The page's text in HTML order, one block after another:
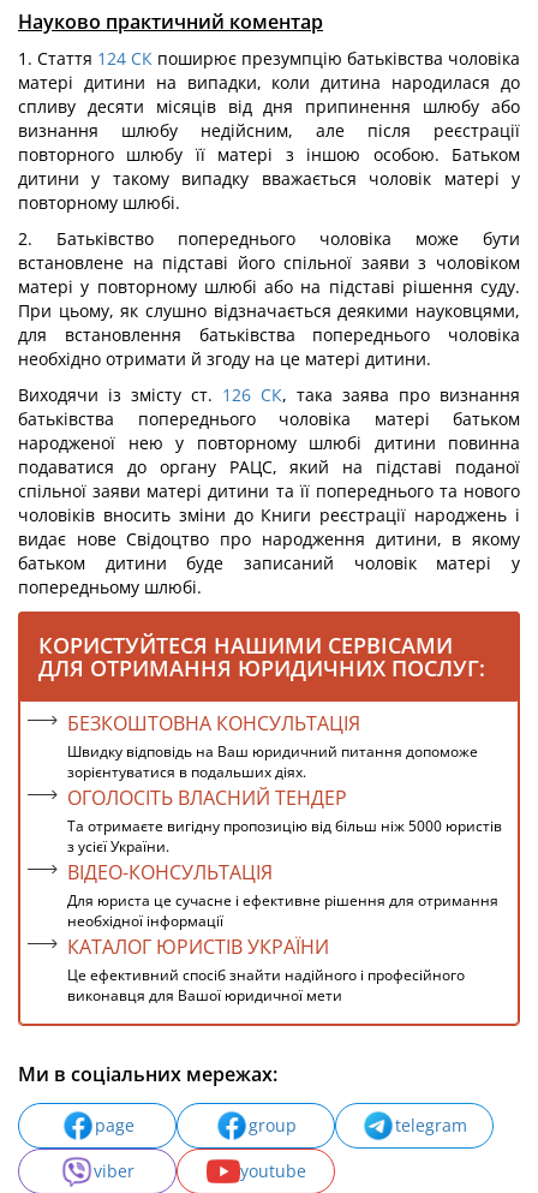
Науково практичний коментар
1. Стаття 124 СК поширює презумпцію батьківства чоловіка
матері дитини на випадки, коли дитина народилася до
спливу десяти місяців від дня припинення шлюбу або
визнання шлюбу недійсним, але після реєстрації
повторного шлюбу її матері з іншою особою. Батьком
дитини у такому випадку вважається чоловік матері у
повторному шлюбі.
2. Батьківство попереднього чоловіка може бути
встановлене на підставі його спільної заяви з чоловіком
матері у повторному шлюбі або на підставі рішення суду.
При цьому, як слушно відзначається деякими науковцями,
для встановлення батьківства попереднього чоловіка
необхідно отримати й згоду на це матері дитини.
Виходячи із змісту ст. 126 СК, така заява про визнання
батьківства попереднього чоловіка матері батьком
народженої нею у повторному шлюбі дитини повинна
подаватися до органу РАЦС, який на підставі поданої
спільної заяви матері дитини та її попереднього та нового
чоловіків вносить зміни до Книги реєстрації народжень і
видає нове Свідоцтво про народження дитини, в якому
батьком дитини буде записаний чоловік матері у
попередньому шлюбі.
КОРИСТУЙТЕСЯ НАШИМИ СЕРВІСАМИ
ДЛЯ ОТРИМАННЯ ЮРИДИЧНИХ ПОСЛУГ:
БЕЗКОШТОВНА КОНСУЛЬТАЦІЯ
Швидку відповідь на Ваш юридичний питання допоможе
зорієнтуватися в подальших діях.
ОГОЛОСІТЬ ВЛАСНИЙ ТЕНДЕР
Та отримаєте вигідну пропозицію від більш ніж 5000 юристів
з усієї України.
ВІДЕО-КОНСУЛЬТАЦІЯ
Для юриста це сучасне і ефективне рішення для отримання
необхідної інформації
КАТАЛОГ ЮРИСТІВ УКРАЇНИ
Це ефективний спосіб знайти надійного і професійного
виконавця для Вашої юридичної мети
Ми в соціальних мережах:
page group
telegram
viber
youtube